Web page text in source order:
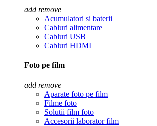
add remove
Acumulatori si baterii
Cabluri alimentare
Cabluri USB
Cabluri HDMI
Foto pe film
add remove
Aparate foto pe film
Filme foto
Solutii film foto
Accesorii laborator film